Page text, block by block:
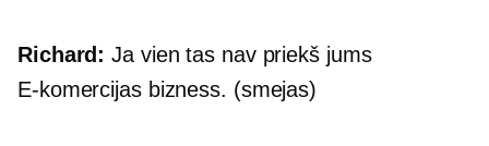
Richard: Ja vien tas nav priekš jums
E-komercijasbizness. (smejas)